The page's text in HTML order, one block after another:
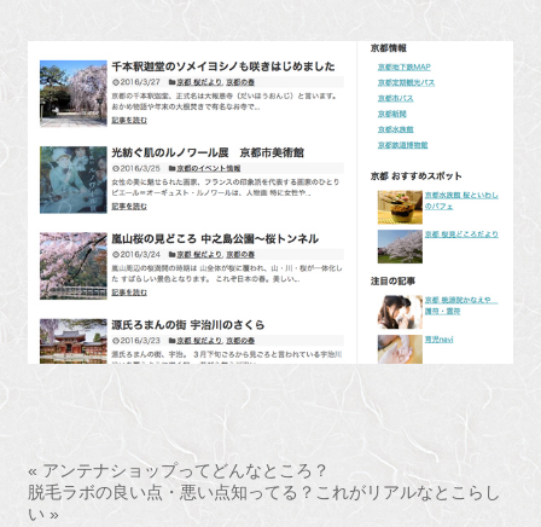
« アンテナショップってどんなところ？
脱毛ラボの良い点・悪い点知ってる？これがリアルなとこらし
い »